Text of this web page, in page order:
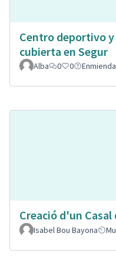
Centro deportivo
cubierta en Segur
Alba
0 0 Enmienda
Creació d'un Casal
Isabel Bou Bayona